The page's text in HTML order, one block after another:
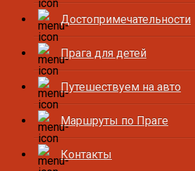
Достопримечательности
Прага для детей
Путешествуем на авто
Маршруты по Праге
Контакты